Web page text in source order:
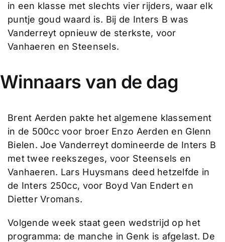
in een klasse met slechts vier rijders, waar elk
puntje goud waard is. Bij de Inters B was
Vanderreyt opnieuw de sterkste, voor
Vanhaeren en Steensels.
Winnaars van de dag
Brent Aerden pakte het algemene klassement
in de 500cc voor broer Enzo Aerden en Glenn
Bielen. Joe Vanderreyt domineerde de Inters B
met twee reekszeges, voor Steensels en
Vanhaeren. Lars Huysmans deed hetzelfde in
de Inters 250cc, voor Boyd Van Endert en
Dietter Vromans.
Volgende week staat geen wedstrijd op het
programma: de manche in Genk is afgelast. De